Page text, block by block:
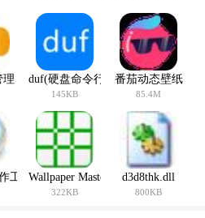
系统来说可能会更好一些。
理 duf(硬盘命令行工具)
145KB
番茄动态壁纸
85.4M
工具Wallpaper Master-7(快速换壁纸软件
322KB
d3d8thk.dll
800KB